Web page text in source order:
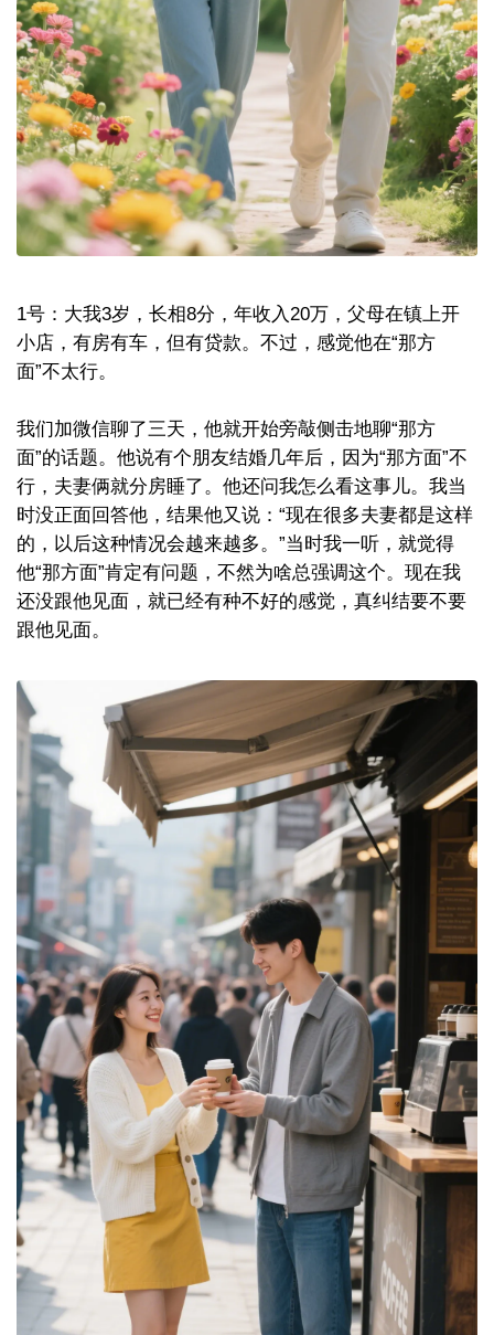
1号：大我3岁，长相8分，年收入20万，父母在镇上开
小店，有房有车，但有贷款。不过，感觉他在“那方
面”不太行。
我们加微信聊了三天，他就开始旁敲侧击地聊“那方
面”的话题。他说有个朋友结婚几年后，因为“那方面”不
行，夫妻俩就分房睡了。他还问我怎么看这事儿。我当
时没正面回答他，结果他又说：“现在很多夫妻都是这样
的，以后这种情况会越来越多。”当时我一听，就觉得
他“那方面”肯定有问题，不然为啥总强调这个。现在我
还没跟他见面，就已经有种不好的感觉，真纠结要不要
跟他见面。